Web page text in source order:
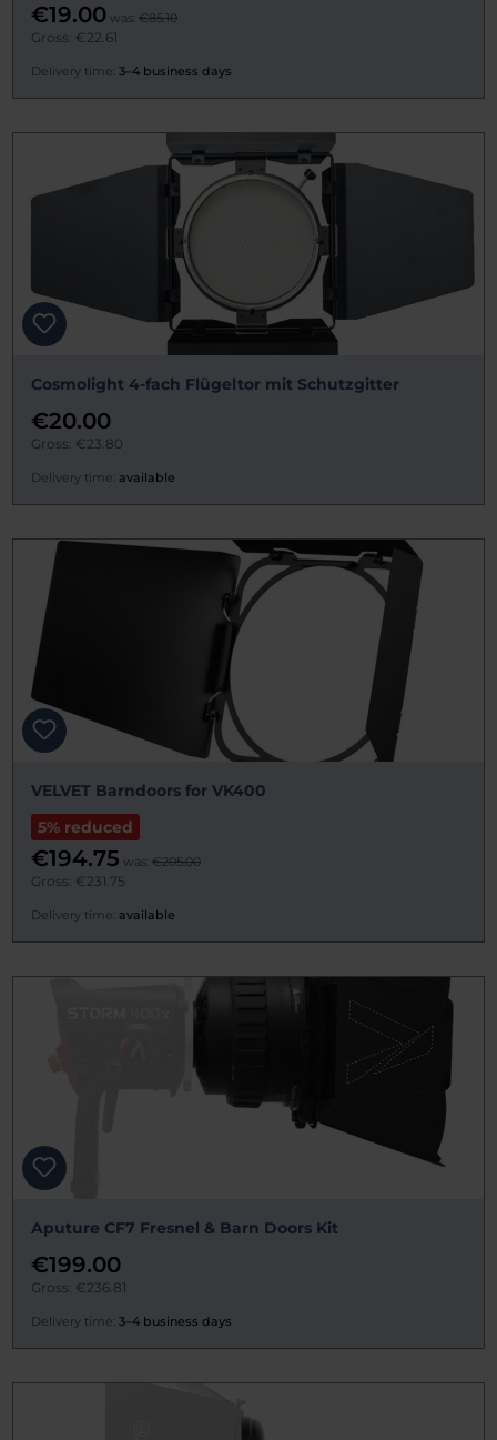
€19.00 was: €85.10
Gross: €22.61
Delivery time: 3–4 business days
Cosmolight 4-fach Flügeltor mit Schutzgitter
€20.00
Gross: €23.80
Delivery time: available
VELVET Barndoors for VK400
5% reduced
€194.75 was: €205.00
Gross: €231.75
Delivery time: available
Aputure CF7 Fresnel & Barn Doors Kit
€199.00
Gross: €236.81
Delivery time: 3–4 business days